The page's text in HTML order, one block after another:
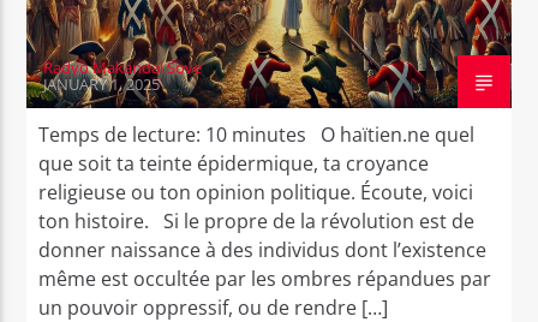
Radyo Makandal Sove
JANUARY 1, 2025
Temps de lecture: 10 minutes O haïtien.ne quel
que soit ta teinte épidermique, ta croyance
religieuse ou ton opinion politique. Écoute, voici
ton histoire. Si le propre de la révolution est de
donner naissance à des individus dont l’existence
même est occultée par les ombres répandues par
un pouvoir oppressif, ou de rendre […]